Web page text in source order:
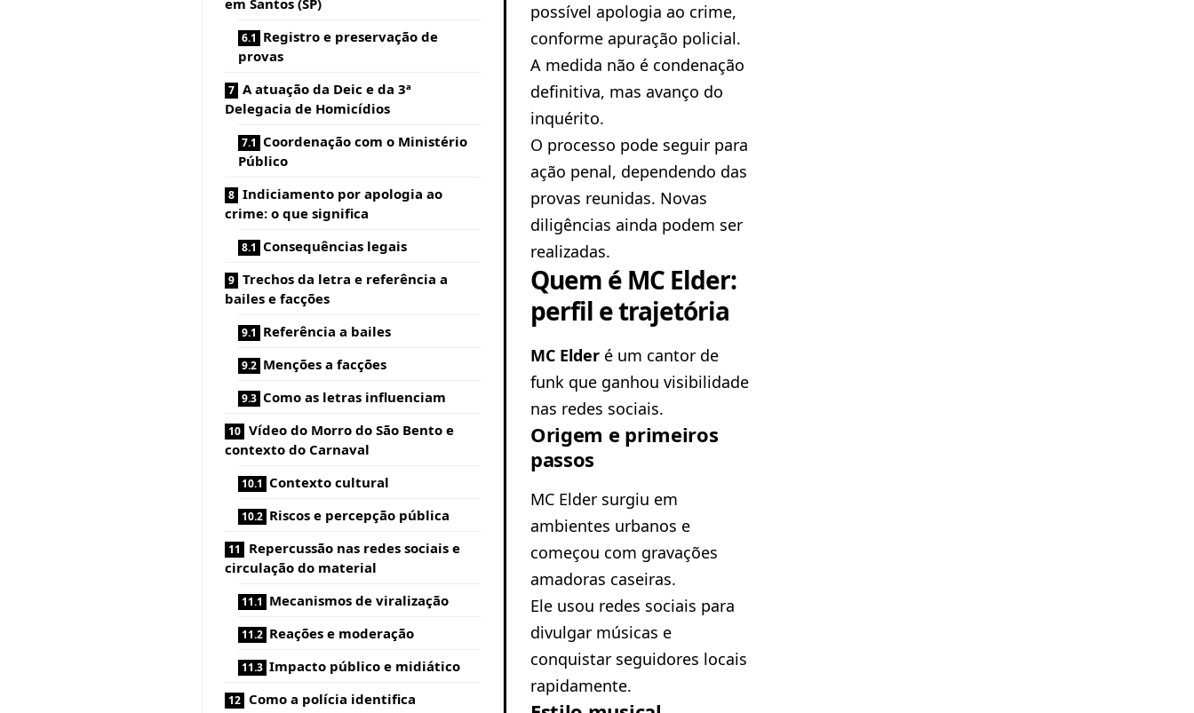
em Santos (SP)
Registro e preservação de
provas
A atuação da Deic e da 3ª
Delegacia de Homicídios
Coordenação com o Ministério
Público
Indiciamento por apologia ao
crime: o que significa
Consequências legais
Trechos da letra e referência a
bailes e facções
Referência a bailes
Menções a facções
Como as letras influenciam
Vídeo do Morro do São Bento e
contexto do Carnaval
Contexto cultural
Riscos e percepção pública
Repercussão nas redes sociais e
circulação do material
Mecanismos de viralização
Reações e moderação
Impacto público e midiático
Como a polícia identifica
possível apologia ao crime,
conforme apuração policial.
A medida não é condenação
definitiva, mas avanço do
inquérito.
O processo pode seguir para
ação penal, dependendo das
provas reunidas. Novas
diligências ainda podem ser
realizadas.
Quem é MC Elder:
perfil e trajetória
MC Elderé um cantor de
funk que ganhou visibilidade
nas redes sociais.
Origem e primeiros
passos
MC Elder surgiu em
ambientes urbanos e
começou com gravações
amadoras caseiras.
Ele usou redes sociais para
divulgar músicas e
conquistar seguidores locais
rapidamente.